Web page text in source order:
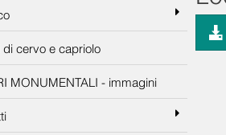
di cervo e capriolo
MONUMENTALI - immagini